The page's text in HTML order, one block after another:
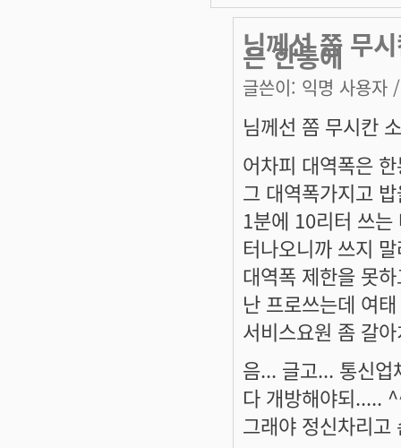
님께선 쫌 무
은 한통에
글쓴이: 익명 사용자
님께선 쫌 무시칸
어차피 대역폭은
그 대역폭가지고
1분에 10리터 쓰
터나오니까 쓰지
대역폭 제한을 못
난 프로쓰는데 여
서비스요원 좀 갈
음... 글고... 통신업
다 개방해야되.....
그래야 정신차리